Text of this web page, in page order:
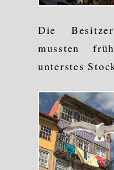
Die
mussten
unterstes